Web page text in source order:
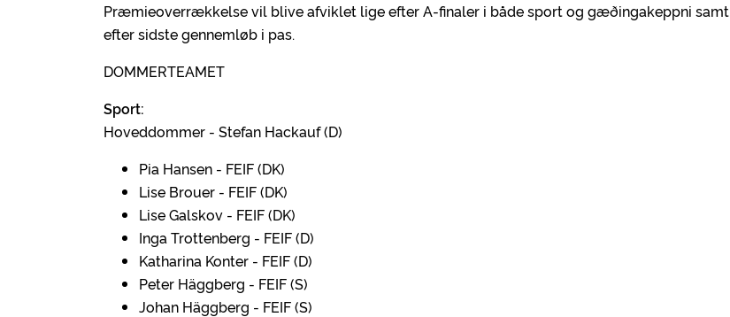
Præmieoverrækkelse vil blive afviklet lige efter A-finaler i både sport og gæðingakeppni samt
efter sidste gennemløb i pas.
DOMMERTEAMET
Sport:
Hoveddommer - Stefan Hackauf (D)
Pia Hansen - FEIF (DK)
Lise Brouer - FEIF (DK)
Lise Galskov - FEIF (DK)
Inga Trottenberg - FEIF (D)
Katharina Konter - FEIF (D)
Peter Häggberg - FEIF (S)
Johan Häggberg - FEIF (S)